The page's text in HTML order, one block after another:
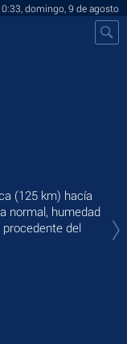
domingo, 9 de agosto
(125 km) hacía
normal, humedad
procedente del